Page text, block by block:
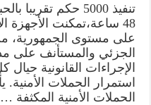
تنفيذ 5000 حكم
48 ساعة،تمكنت الأجهزة
الإجراءات القانونية
استمرار الحملات
الحملات الأمنية المكثفة …